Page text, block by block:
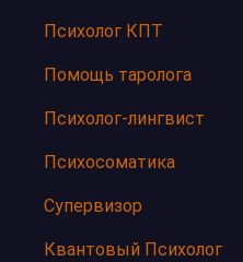
Психолог КПТ
Помощь таролога
Психолог-лингвист
Психосоматика
Супервизор
Квантовый Психолог